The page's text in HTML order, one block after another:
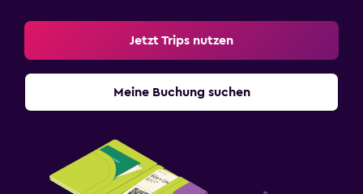
Jetzt Trips nutzen
Meine Buchung suchen